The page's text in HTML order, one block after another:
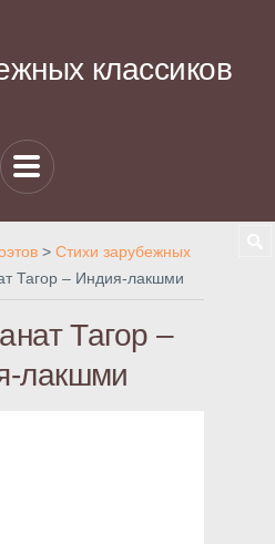
классиков
> Стихи зарубежных
Тагор – Индия-лакшми
Тагор –
лакшми